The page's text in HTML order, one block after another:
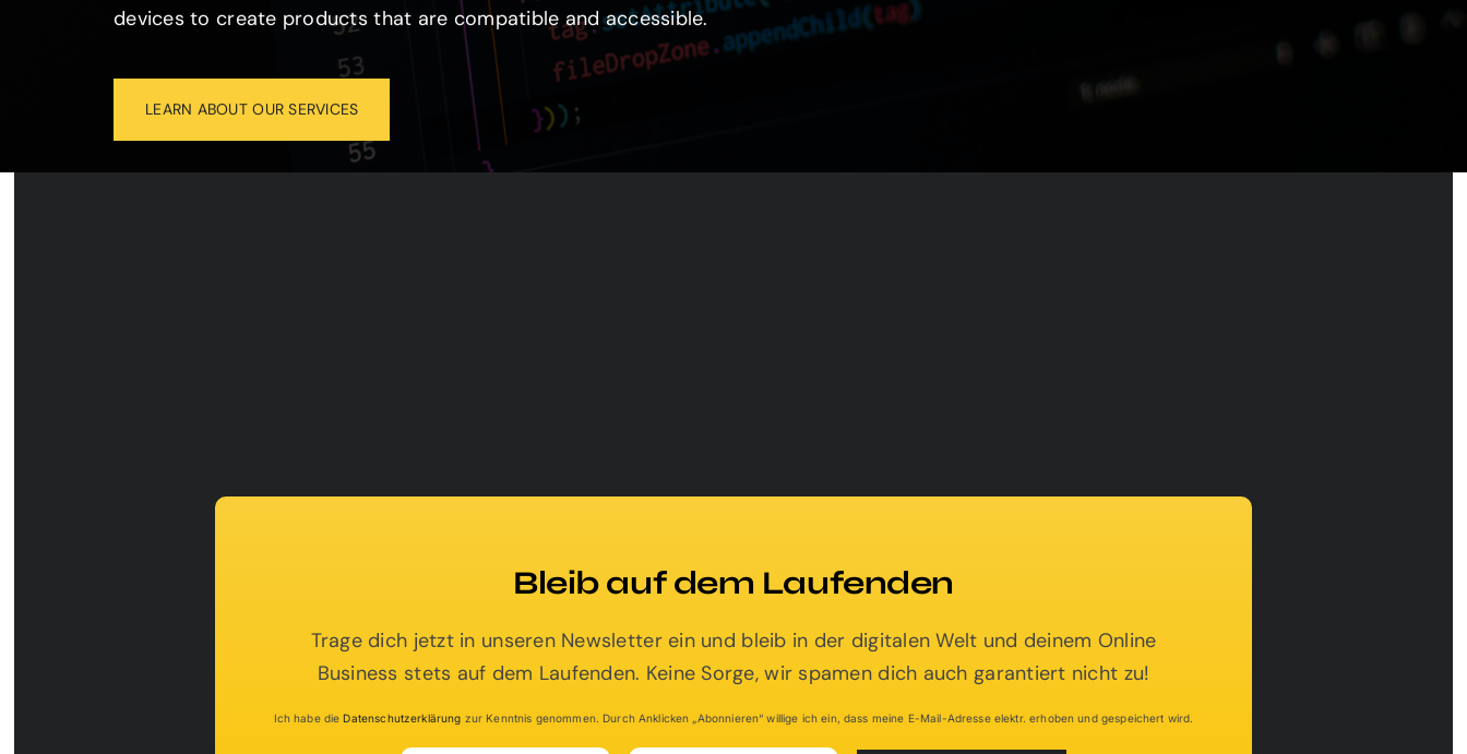
devices to create products that are compatible and accessible.
LEARN ABOUT OUR SERVICES
Bleib auf dem Laufenden
Trage dich jetzt in unseren Newsletter ein und bleib in der digitalen Welt und deinem Online
Business stets auf dem Laufenden. Keine Sorge, wir spamen dich auch garantiert nicht zu!
Ich habe die Datenschutzerklärung zur Kenntnis genommen. Durch Anklicken „Abonnieren“ willige ich ein, dass meine E-Mail-Adresse elektr. erhoben und gespeichert wird.
Inhalt entsperren